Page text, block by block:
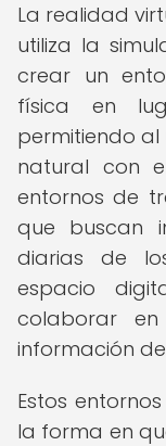
La realidad
utiliza la
crear un
física en
permitiendo
natural con
entornos de
que buscan
diarias de
espacio
colaborar
información
Estos
la forma en